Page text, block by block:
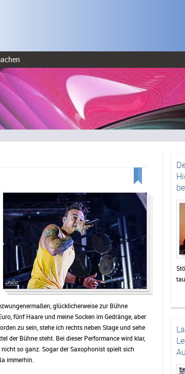
glücklicherweise zur Bühne
fünf Haare und meine Socken im Gedränge, aber
zu sein, stehe ich rechts neben Stage und sehe
der Bühne steht. Bei dieser Performance wird klar,
so ganz. Sogar der Saxophonist spielt sich
immerhin.